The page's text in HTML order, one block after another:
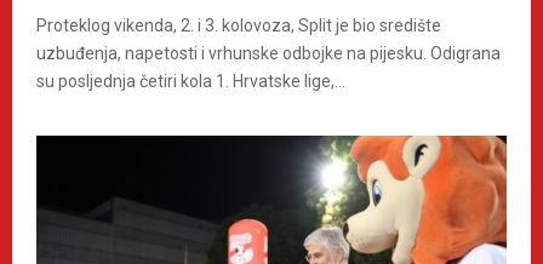
Proteklog vikenda, 2. i 3. kolovoza, Split je bio središte
uzbuđenja, napetosti i vrhunske odbojke na pijesku. Odigrana
su posljednja četiri kola 1. Hrvatske lige,...